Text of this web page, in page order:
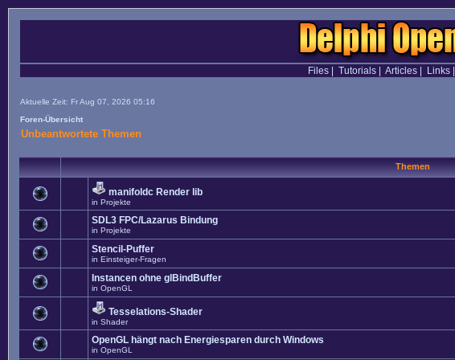
Files| Tutorials| Articles| Links|
Aktuelle Zeit: Fr Aug 07, 2026 05:16
Foren-Übersicht
Unbeantwortete Themen
Themen
manifoldc Render lib
in Projekte
SDL3 FPC/Lazarus Bindung
in Projekte
Stencil-Puffer
in Einsteiger-Fragen
Instancen ohne glBindBuffer
in OpenGL
Tesselations-Shader
in Shader
OpenGL hängt nach Energiesparen durch Windows
in OpenGL